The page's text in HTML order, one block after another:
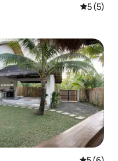
คะแนนเฉ
5 (5)